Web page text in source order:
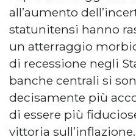
all’aumento
statunitensi hanno
un atterraggio
di recessione negli
banche centrali si
decisamente più
di essere più
vittoria